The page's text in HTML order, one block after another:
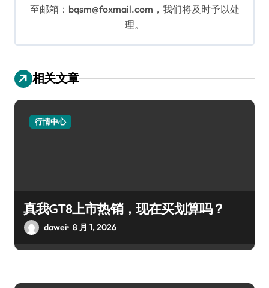
至邮箱：bqsm@foxmail.com，我们将及时予以处
理。
相关文章
行情中心
真我GT8上市热销，现在买划算吗？
dawei 8 月 1, 2026